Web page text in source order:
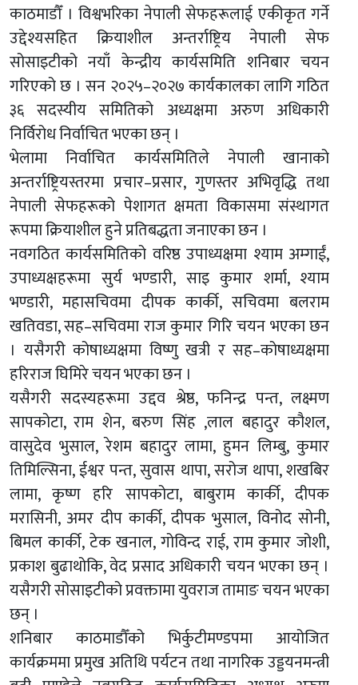
काठमाडौँ । विश्वभरिका नेपाली सेफहरूलाई एकीकृत गर्ने
उद्देश्यसहित क्रियाशील अन्तर्राष्ट्रिय नेपाली सेफ
सोसाइटीको नयाँ केन्द्रीय कार्यसमिति शनिबार चयन
गरिएको छ । सन २०२५–२०२७ कार्यकालका लागि गठित
३६ सदस्यीय समितिको अध्यक्षमा अरुण अधिकारी
निर्विरोध निर्वाचित भएका छन् ।
भेलामा निर्वाचित कार्यसमितिले नेपाली खानाको
अन्तर्राष्ट्रियस्तरमा प्रचार–प्रसार, गुणस्तर अभिवृद्धि तथा
नेपाली सेफहरूको पेशागत क्षमता विकासमा संस्थागत
रूपमा क्रियाशील हुने प्रतिबद्धता जनाएका छन ।
नवगठित कार्यसमितिको वरिष्ठ उपाध्यक्षमा श्याम अम्गाईं,
उपाध्यक्षहरूमा सुर्य भण्डारी, साइ कुमार शर्मा, श्याम
भण्डारी, महासचिवमा दीपक कार्की, सचिवमा बलराम
खतिवडा, सह–सचिवमा राज कुमार गिरि चयन भएका छन
। यसैगरी कोषाध्यक्षमा विष्णु खत्री र सह–कोषाध्यक्षमा
हरिराज घिमिरे चयन भएका छन ।
यसैगरी सदस्यहरूमा उद्दव श्रेष्ठ, फनिन्द्र पन्त, लक्ष्मण
सापकोटा, राम शेन, बरुण सिंह ,लाल बहादुर कौशल,
वासुदेव भुसाल, रेशम बहादुर लामा, हुमन लिम्बु, कुमार
तिमिल्सिना, ईश्वर पन्त, सुवास थापा, सरोज थापा, शखबिर
लामा, कृष्ण हरि सापकोटा, बाबुराम कार्की, दीपक
मरासिनी, अमर दीप कार्की, दीपक भुसाल, विनोद सोनी,
बिमल कार्की, टेक खनाल, गोविन्द राई, राम कुमार जोशी,
प्रकाश बुढाथोकि, वेद प्रसाद अधिकारी चयन भएका छन् ।
यसैगरी सोसाइटीको प्रवक्तामा युवराज तामाङ चयन भएका
छन् ।
शनिबार काठमाडौँको भिर्कुटीमण्डपमा आयोजित
कार्यक्रममा प्रमुख अतिथि पर्यटन तथा नागरिक उड्डयनमन्त्री